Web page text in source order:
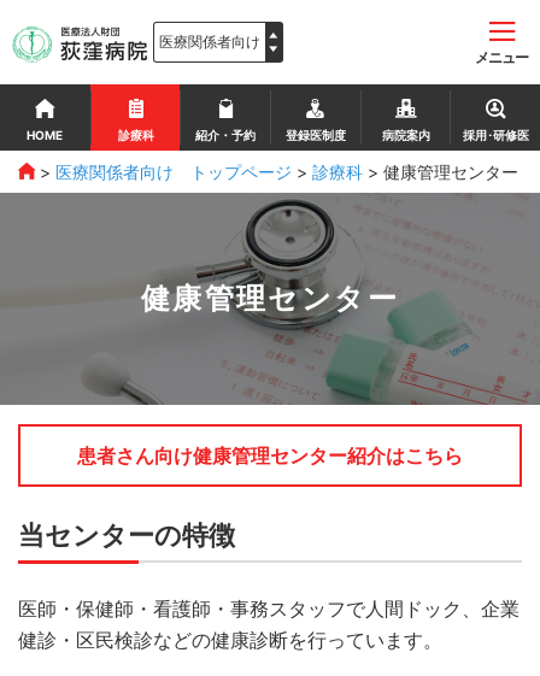
メニュー
HOME 診療科 紹介・予約 登録医制度 病院案内 採用･研修医
> 医療関係者向け トップページ > 診療科 > 健康管理センター
健康管理センター
患者さん向け健康管理センター紹介はこちら
当センターの特徴
医師・保健師・看護師・事務スタッフで人間ドック、企業
健診・区民検診などの健康診断を行っています。